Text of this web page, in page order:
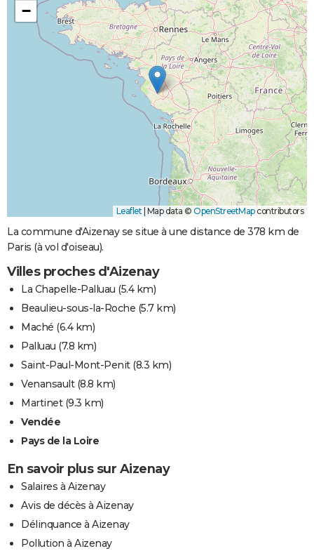
−
Leaflet Map data © OpenStreetMapcontributors
La commune d'Aizenay se situe à une distance de 378 km de
Paris (à vol d'oiseau).
Villes proches d'Aizenay
La Chapelle-Palluau (5.4 km)
Beaulieu-sous-la-Roche (5.7 km)
Maché (6.4 km)
Palluau (7.8 km)
Saint-Paul-Mont-Penit(8.3 km)
Venansault(8.8 km)
Martinet(9.3 km)
Vendée
Pays de la Loire
En savoir plus sur Aizenay
Salaires à Aizenay
Avis de décès à Aizenay
Délinquance à Aizenay
Pollution à Aizenay